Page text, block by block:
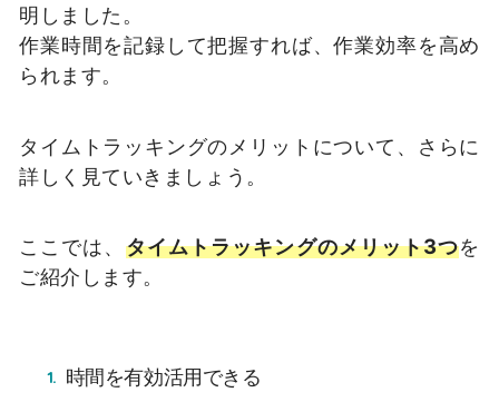
明しました。
作業時間を記録して把握すれば、作業効率を高め
られます。
タイムトラッキングのメリットについて、さらに
詳しく見ていきましょう。
ここでは、 タイムトラッキングのメリット3つを
ご紹介します。
時間を有効活用できる